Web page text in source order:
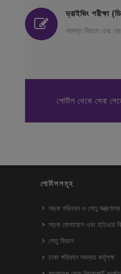
ড্রাইভিং পরীক্ষা
সমস্ত বিভাগ এবং
পোর্টাল থেকে সেবা
পোর্টালসমূহ
সড়ক পরিবহন ও সেতু মন্ত্রণালয়
সড়ক যোগাযোগ এবং হাইওয়ে
সেতু বিভাগ
ঢাকা পরিবহন সমন্বয় কর্তৃপক্ষ